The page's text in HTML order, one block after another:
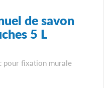
de savon
5 L
pour fixation murale